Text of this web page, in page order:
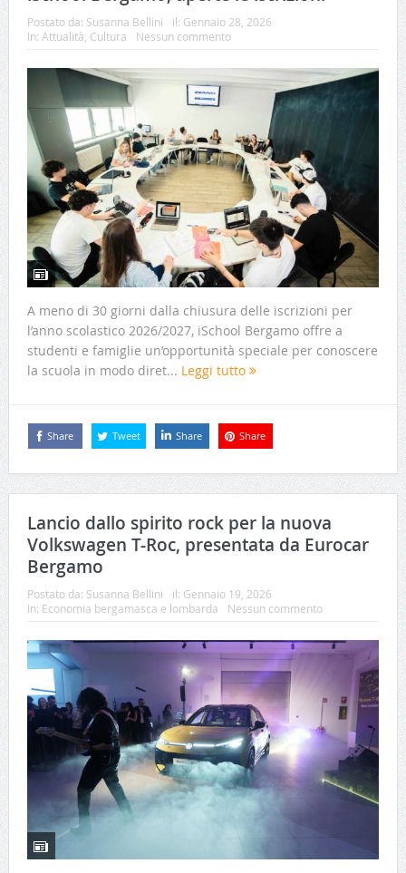
Postato da: Susanna Bellini il: Gennaio 28, 2026
In: Attualità, Cultura Nessun commento
A meno di 30 giorni dalla chiusura delle iscrizioni per
l’anno scolastico 2026/2027, iSchool Bergamo offre a
studenti e famiglie un’opportunità speciale per conoscere
la scuola in modo diret... Leggi tutto
Share Tweet Share Share
Lancio dallo spirito rock per la nuova
Volkswagen T-Roc, presentata da Eurocar
Bergamo
Postato da: Susanna Bellini il: Gennaio 19, 2026
In: Economia bergamasca e lombarda Nessun commento